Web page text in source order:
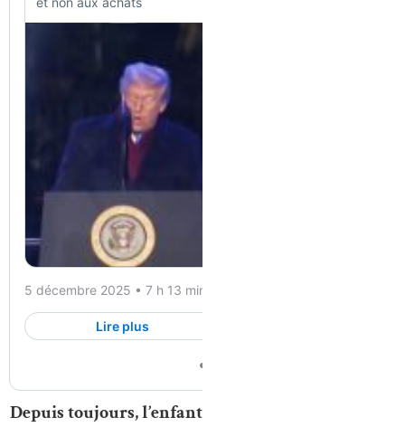
Depuis toujours, l’enfant